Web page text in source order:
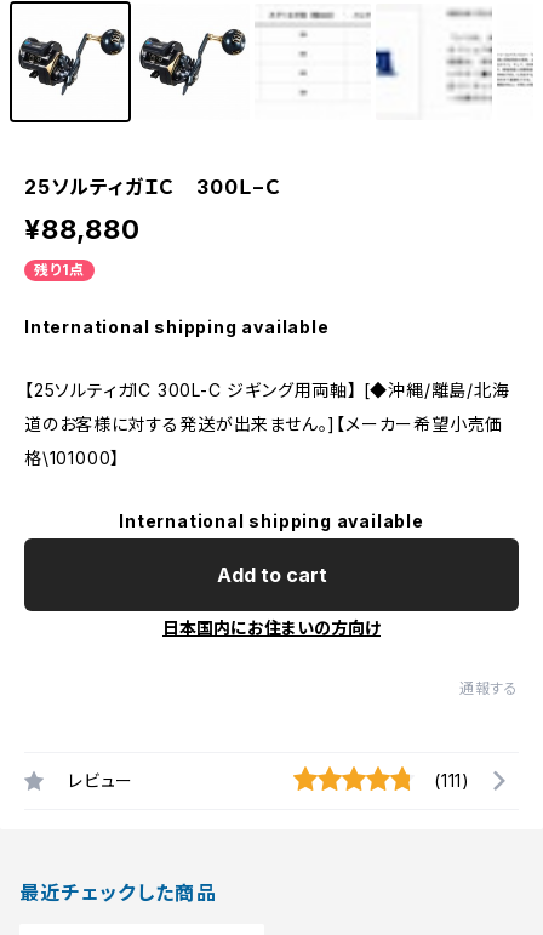
25ソルティガＩＣ 300Ｌ−Ｃ
¥88,880
残り1点
International shipping available
【25ソルティガIC 300L-C ジギング用両軸】 [◆沖縄/離島/北海
道のお客様に対する発送が出来ません。]【メーカー希望小売価
格\101000】
International shipping available
Add to cart
日本国内にお住まいの方向け
通報する
レビュー (111)
最近チェックした商品